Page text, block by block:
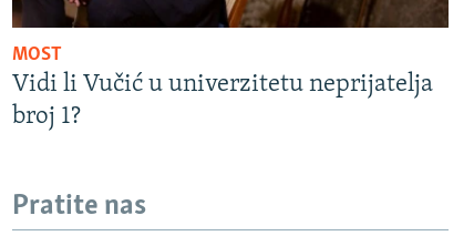
MOST
Vidi li Vučić u univerzitetu neprijatelja
broj 1?
Pratite nas